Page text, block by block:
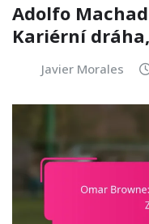
Adolfo
Kariérní
Javier Morales